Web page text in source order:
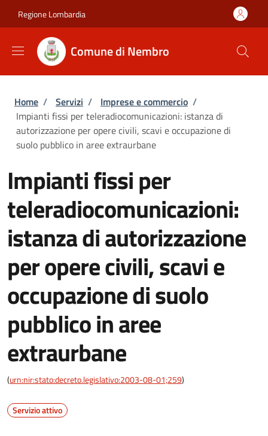
Regione Lombardia
Comune di Nembro
Briciole di pane
Home / Servizi / Imprese e commercio /
Impianti fissi per teleradiocomunicazioni: istanza di
autorizzazione per opere civili, scavi e occupazione di
suolo pubblico in aree extraurbane
Impianti fissi per
teleradiocomunicazioni:
istanza di autorizzazione
per opere civili, scavi e
occupazione di suolo
pubblico in aree
extraurbane
(urn:nir:stato:decreto.legislativo:2003-08-01;259)
Servizio attivo